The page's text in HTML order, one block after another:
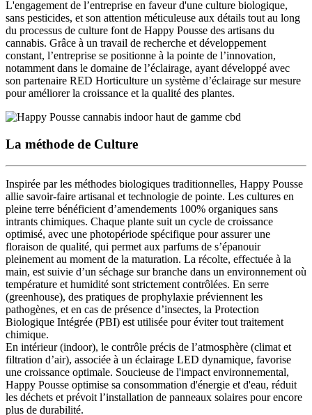
L'engagement de l’entreprise en faveur d'une culture biologique,
sans pesticides, et son attention méticuleuse aux détails tout au long
du processus de culture font de Happy Pousse des artisans du
cannabis. Grâce à un travail de recherche et développement
constant, l’entreprise se positionne à la pointe de l’innovation,
notamment dans le domaine de l’éclairage, ayant développé avec
son partenaire RED Horticulture un système d’éclairage sur mesure
pour améliorer la croissance et la qualité des plantes.
La méthode de Culture
Inspirée par les méthodes biologiques traditionnelles, Happy Pousse
allie savoir-faire artisanal et technologie de pointe. Les cultures en
pleine terre bénéficient d’amendements 100% organiques sans
intrants chimiques. Chaque plante suit un cycle de croissance
optimisé, avec une photopériode spécifique pour assurer une
floraison de qualité, qui permet aux parfums de s’épanouir
pleinement au moment de la maturation. La récolte, effectuée à la
main, est suivie d’un séchage sur branche dans un environnement où
température et humidité sont strictement contrôlées. En serre
(greenhouse), des pratiques de prophylaxie préviennent les
pathogènes, et en cas de présence d’insectes, la Protection
Biologique Intégrée (PBI) est utilisée pour éviter tout traitement
chimique.
En intérieur (indoor), le contrôle précis de l’atmosphère (climat et
filtration d’air), associée à un éclairage LED dynamique, favorise
une croissance optimale. Soucieuse de l'impact environnemental,
Happy Pousse optimise sa consommation d'énergie et d'eau, réduit
les déchets et prévoit l’installation de panneaux solaires pour encore
plus de durabilité.